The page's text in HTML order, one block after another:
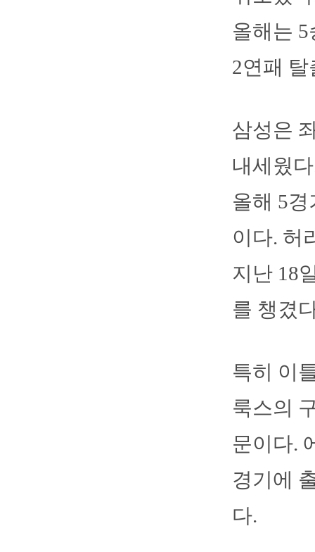
올해는
2연패
삼성은
내세웠
올해 5
이다. 허
지난 18
를 챙겼
특히 이
룩스의
문이다.
경기에
다.